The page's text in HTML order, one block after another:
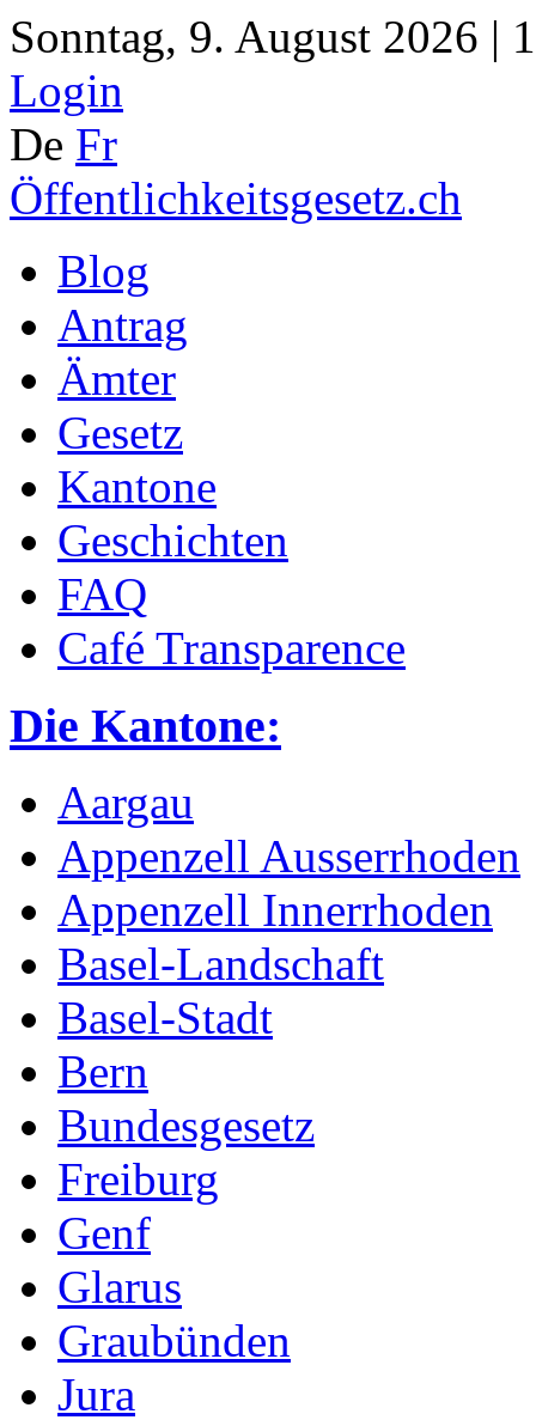
Sonntag, 9. August 2026 |
Login
De Fr
Öffentlichkeitsgesetz.ch
Blog
Antrag
Ämter
Gesetz
Kantone
Geschichten
FAQ
Café Transparence
Die Kantone:
Aargau
Appenzell Ausserrhoden
Appenzell Innerrhoden
Basel-Landschaft
Basel-Stadt
Bern
Bundesgesetz
Freiburg
Genf
Glarus
Graubünden
Jura